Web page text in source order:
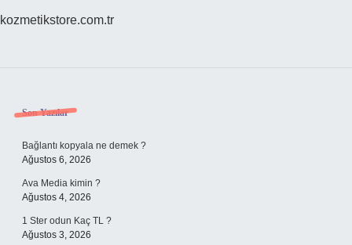
kozmetikstore.com.tr
Sidebar
Son Yazılar
Bağlantı kopyala ne demek ?
Ağustos 6, 2026
Ava Media kimin ?
Ağustos 4, 2026
1 Ster odun Kaç TL ?
Ağustos 3, 2026